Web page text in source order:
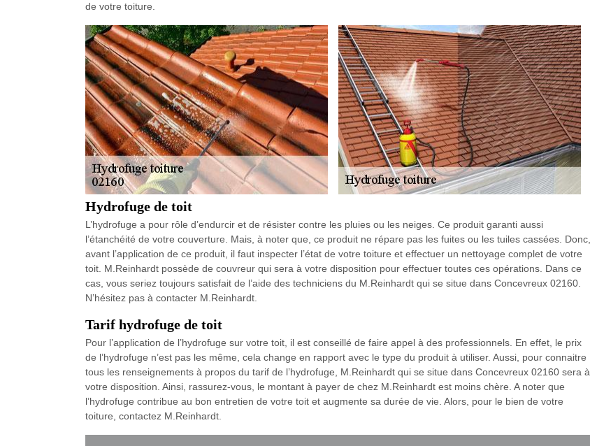
de votre toiture.
Hydrofuge de toit
L’hydrofuge a pour rôle d’endurcir et de résister contre les pluies ou les neiges. Ce produit garanti aussi
l’étanchéité de votre couverture. Mais, à noter que, ce produit ne répare pas les fuites ou les tuiles cassées. Donc,
avant l’application de ce produit, il faut inspecter l’état de votre toiture et effectuer un nettoyage complet de votre
toit. M.Reinhardt possède de couvreur qui sera à votre disposition pour effectuer toutes ces opérations. Dans ce
cas, vous seriez toujours satisfait de l’aide des techniciens du M.Reinhardt qui se situe dans Concevreux 02160.
N’hésitez pas à contacter M.Reinhardt.
Tarif hydrofuge de toit
Pour l’application de l’hydrofuge sur votre toit, il est conseillé de faire appel à des professionnels. En effet, le prix
de l’hydrofuge n’est pas les même, cela change en rapport avec le type du produit à utiliser. Aussi, pour connaitre
tous les renseignements à propos du tarif de l’hydrofuge, M.Reinhardt qui se situe dans Concevreux 02160 sera à
votre disposition. Ainsi, rassurez-vous, le montant à payer de chez M.Reinhardt est moins chère. A noter que
l’hydrofuge contribue au bon entretien de votre toit et augmente sa durée de vie. Alors, pour le bien de votre
toiture, contactez M.Reinhardt.